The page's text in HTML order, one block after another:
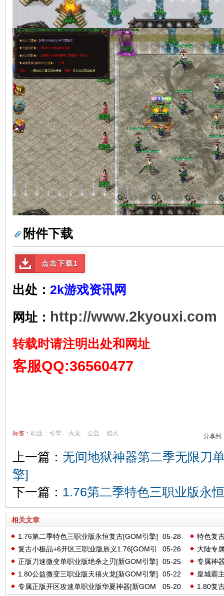
附件下载
点击下载1
出处： 2k游戏资讯网
网址： http://www.2kyouxi.com
转载时请注明出处和网址
客服QQ:36560477
标签： 职业 引擎 火龙 公益 焰火 分享到
上一篇： 无间地狱神器第二季无限刀
擎]
下一篇： 1.76第二季特色三职业版永
相关文章
05-28
1.76第二季特色三职业版永恒复古[GOM引擎]
特色复
05-26
复古小极品+6开区三职业版辰义1.76[GOM引
擎]
大陆专
引擎]
05-25
正版刀速微变单职业版绝杀之刃[新GOM引擎]
专属神
05-22
1.80公益微变三职业版天禧火龙[新GOM引擎]
皇城霸
GOM引
05-20
专属正版开区攻速单职业版华夏神器[新GOM
1.80复